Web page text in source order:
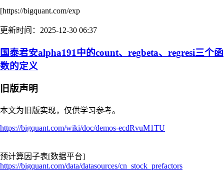
[https://bigquant.com/exp
更新时间：2025-12-30 06:37
国泰君安alpha191中的count、regbeta、regresi三个函
数的定义
旧版声明
本文为旧版实现，仅供学习参考。
https://bigquant.com/wiki/doc/demos-ecdRvuM1TU
预计算因子表[数据平台]
https://bigquant.com/data/datasources/cn_stock_prefactors